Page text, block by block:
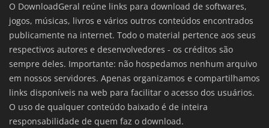
O DownloadGeral reúne links para download de softwares,
jogos, músicas, livros e vários outros conteúdos encontrados
publicamente na internet. Todo o material pertence aos seus
respectivos autores e desenvolvedores - os créditos são
sempre deles. Importante: não hospedamos nenhum arquivo
em nossos servidores. Apenas organizamos e compartilhamos
links disponíveis na web para facilitar o acesso dos usuários.
O uso de qualquer conteúdo baixado é de inteira
responsabilidade de quem faz o download.